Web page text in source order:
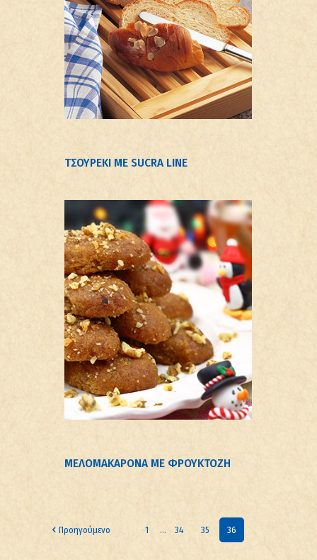
ΤΣΟΥΡΕΚΙ ΜΕ SUCRA LINE
ΜΕΛΟΜΑΚΑΡΟΝΑ ΜΕ ΦΡΟΥΚΤΟΖΗ
Προηγούμενο 1 ... 34 35 36